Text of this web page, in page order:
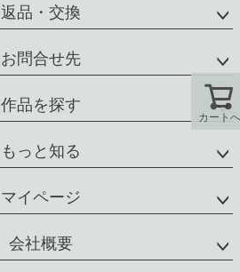
返品・交換
お問合せ先
作品を探す
もっと知る
マイページ
会社概要
カートへ